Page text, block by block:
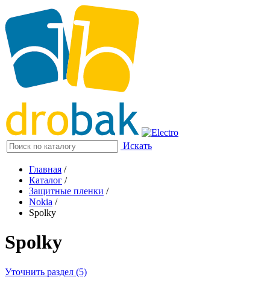
Искать
Главная /
Каталог /
Защитные пленки /
Nokia /
Spolky
Spolky
Уточнить раздел (5)